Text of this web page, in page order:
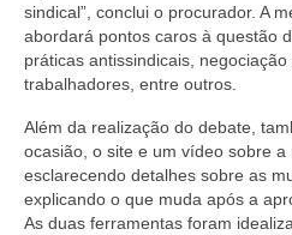
sindical”, conclui o procurador. A
abordará pontos caros à questão
práticas antissindicais,
trabalhadores, entre outros.
Além da realização do debate,
ocasião, o site e um vídeo sobre a
esclarecendo detalhes sobre as
explicando o que muda após a
As duas ferramentas foram